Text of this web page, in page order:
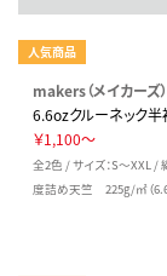
人気商品
makers（メイカーズ）
6.6ozクルーネック半
￥1,100～
全2色 / サイズ：S～XXL
度詰め天竺 225g/㎡（